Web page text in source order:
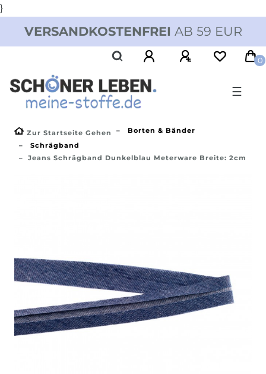
}
VERSANDKOSTENFREI AB 59 EUR
0
☰
Zur Startseite Gehen
Borten & Bänder
Schrägband
Jeans Schrägband Dunkelblau Meterware Breite: 2cm